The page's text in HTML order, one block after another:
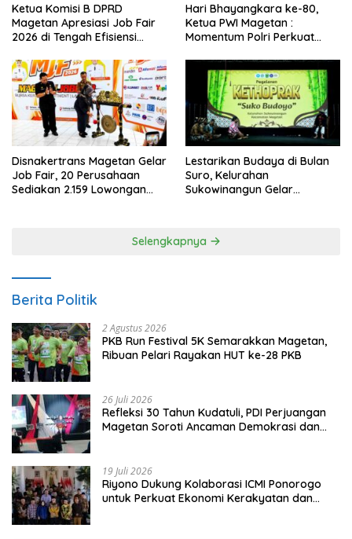
Ketua Komisi B DPRD
Magetan Apresiasi Job Fair
2026 di Tengah Efisiensi
Hari Bhayangkara ke-80,
Ketua PWI Magetan :
Momentum Polri Perkuat
Disnakertrans Magetan Gelar
Job Fair, 20 Perusahaan
Sediakan 2.159 Lowongan
Lestarikan Budaya di Bulan
Suro, Kelurahan
Sukowinangun Gelar
Selengkapnya
Berita Politik
2 Agustus 2026
PKB Run Festival 5K Semarakkan Magetan,
Ribuan Pelari Rayakan HUT ke-28 PKB
26 Juli 2026
Refleksi 30 Tahun Kudatuli, PDI Perjuangan
Magetan Soroti Ancaman Demokrasi dan
19 Juli 2026
Riyono Dukung Kolaborasi ICMI Ponorogo
untuk Perkuat Ekonomi Kerakyatan dan